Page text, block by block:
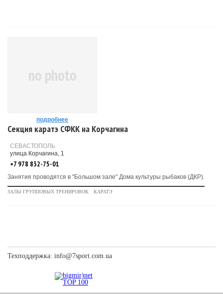
no photo
подробнее
Секция каратэ СФКК на Корчагина
СЕВАСТОПОЛЬ
улица Корчагина, 1
+7 978 832-75-01
Занятия проводятся в "Большом зале" Дома культуры рыбаков (ДКР).
ЗАЛЫ ГРУППОВЫХ ТРЕНИРОВОК КАРАТЭ
Техподдержка: info@7sport.com.ua